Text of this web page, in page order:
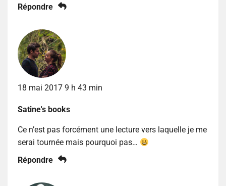
Répondre
18 mai 2017 9 h 43 min
Satine's books
Ce n’est pas forcément une lecture vers laquelle je me
serai tournée mais pourquoi pas…
Répondre